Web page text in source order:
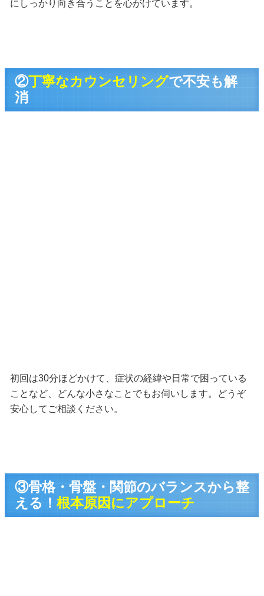
にしっかり向き合うことを心がけています。
②丁寧なカウンセリングで不安も解
消
初回は30分ほどかけて、症状の経緯や日常で困っている
ことなど、どんな小さなことでもお伺いします。どうぞ
安心してご相談ください。
③骨格・骨盤・関節のバランスから整
える！根本原因にアプローチ